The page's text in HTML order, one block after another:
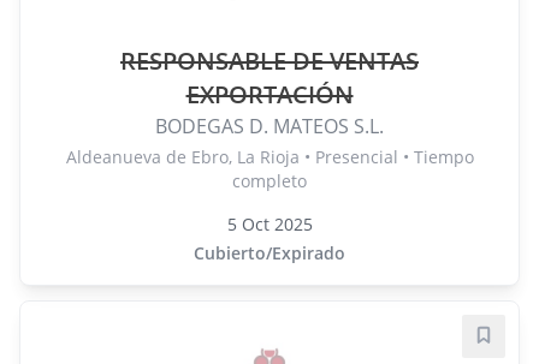
RESPONSABLE DE VENTAS
EXPORTACIÓN
BODEGAS D. MATEOS S.L.
Aldeanueva de Ebro, La Rioja • Presencial • Tiempo
completo
5 Oct 2025
Cubierto/Expirado